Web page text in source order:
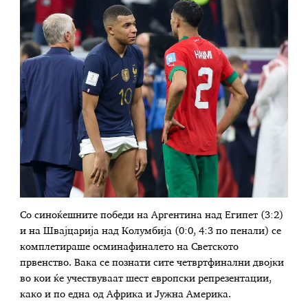
Со синоќешните победи на Аргентина над Египет (3:2)
и на Швајцарија над Колумбија (0:0, 4:3 по пенали) се
комплетираше осминафиналето на Светското
првенство. Вака се познати сите четвртфинални двојки
во кои ќе учествуваат шест европски репрезентации,
како и по една од Африка и Јужна Америка.